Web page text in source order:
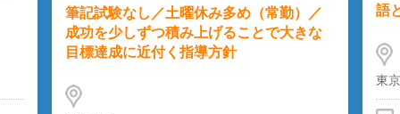
筆記試験なし／土曜休み多め（常勤）／
成功を少しずつ積み上げることで大きな
目標達成に近付く指導方針
語
東